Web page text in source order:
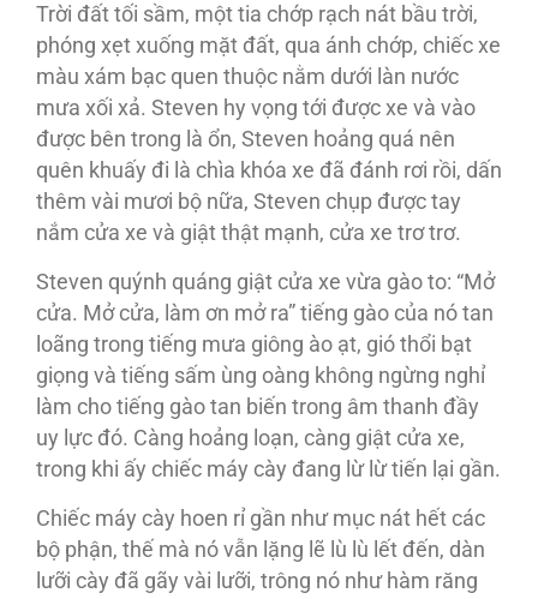
Trời đất tối sầm, một tia chớp rạch nát bầu trời,
phóng xẹt xuống mặt đất, qua ánh chớp, chiếc xe
màu xám bạc quen thuộc nằm dưới làn nước
mưa xối xả. Steven hy vọng tới được xe và vào
được bên trong là ổn, Steven hoảng quá nên
quên khuấy đi là chìa khóa xe đã đánh rơi rồi, dấn
thêm vài mươi bộ nữa, Steven chụp được tay
nắm cửa xe và giật thật mạnh, cửa xe trơ trơ.
Steven quýnh quáng giật cửa xe vừa gào to: “Mở
cửa. Mở cửa, làm ơn mở ra” tiếng gào của nó tan
loãng trong tiếng mưa giông ào ạt, gió thổi bạt
giọng và tiếng sấm ùng oàng không ngừng nghỉ
làm cho tiếng gào tan biến trong âm thanh đầy
uy lực đó. Càng hoảng loạn, càng giật cửa xe,
trong khi ấy chiếc máy cày đang lừ lừ tiến lại gần.
Chiếc máy cày hoen rỉ gần như mục nát hết các
bộ phận, thế mà nó vẫn lặng lẽ lù lù lết đến, dàn
lưỡi cày đã gãy vài lưỡi, trông nó như hàm răng